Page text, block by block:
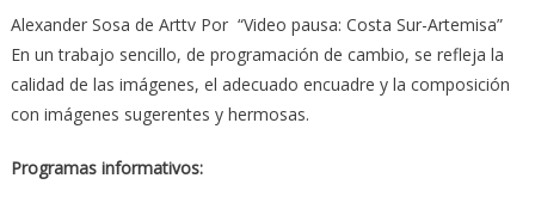
Alexander Sosa de Arttv Por “Video pausa: Costa Sur-Artemisa”
En un trabajo sencillo, de programación de cambio, se refleja la
calidad de las imágenes, el adecuado encuadre y la composición
con imágenes sugerentes y hermosas.
Programas informativos: